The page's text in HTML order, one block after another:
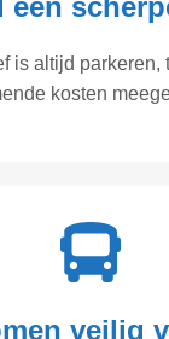
is altijd parkeren,
kosten
veilig